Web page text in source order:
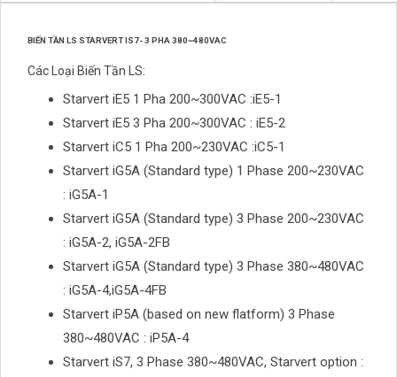
BIẾN TẦN LS STARVERT IS7- 3 PHA 380~480VAC
Các Loại Biến Tần LS:
Starvert iE5 1 Pha 200~300VAC :iE5-1
Starvert iE5 3 Pha 200~300VAC : iE5-2
Starvert iC5 1 Pha 200~230VAC :iC5-1
Starvert iG5A (Standard type) 1 Phase 200~230VAC
: iG5A-1
Starvert iG5A (Standard type) 3 Phase 200~230VAC
: iG5A-2, iG5A-2FB
Starvert iG5A (Standard type) 3 Phase 380~480VAC
: iG5A-4,iG5A-4FB
Starvert iP5A (based on new flatform) 3 Phase
380~480VAC : iP5A-4
Starvert iS7, 3 Phase 380~480VAC, Starvert option :